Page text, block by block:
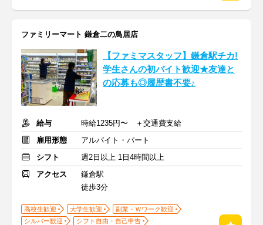
ファミリーマート 鎌倉二の鳥居店
【ファミマスタッフ】鎌倉駅チカ!
学生さんの初バイト歓迎★友達と
の応募も◎履歴書不要♪
給与
時給1235円〜 ＋交通費支給
雇用形態
アルバイト・パート
シフト
週2日以上 1日4時間以上
アクセス
鎌倉駅
徒歩3分
高校生歓迎 大学生歓迎
副業・Ｗワーク歓迎
シルバー歓迎
シフト自由・自己申告